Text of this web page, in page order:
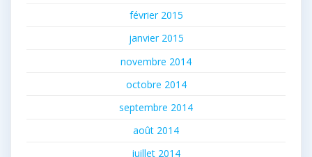
février 2015
janvier 2015
novembre 2014
octobre 2014
septembre 2014
août 2014
juillet 2014